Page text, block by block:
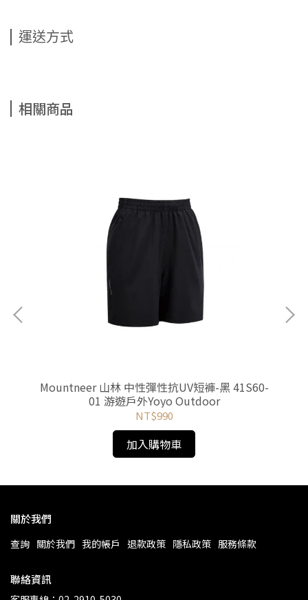
運送方式
相關商品
Mountneer 山林 中性彈性抗UV短褲-黑 41S60-
01 游遊戶外Yoyo Outdoor
NT$990
加入購物車
關於我們
查詢 關於我們 我的帳戶 退款政策 隱私政策 服務條款
聯絡資訊